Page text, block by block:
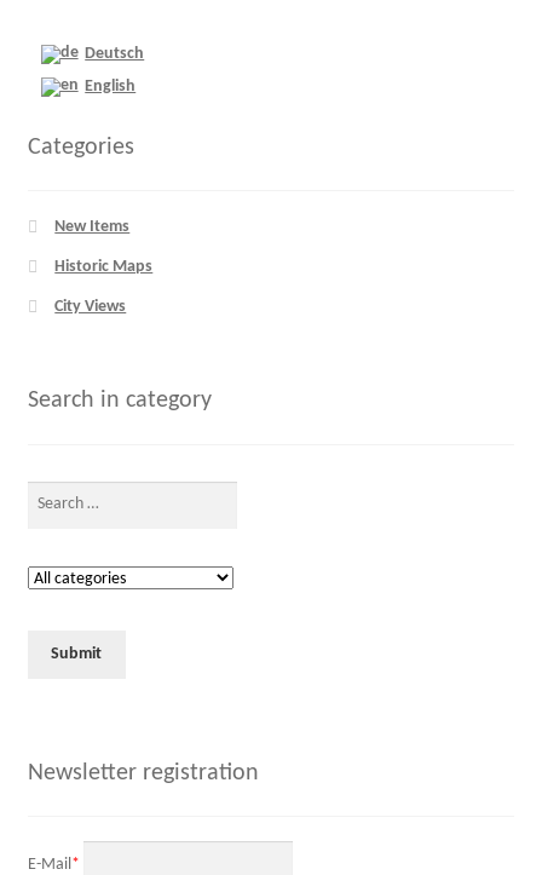
Deutsch
English
Categories
New Items
Historic Maps
City Views
Search in category
Newsletter registration
E-Mail *